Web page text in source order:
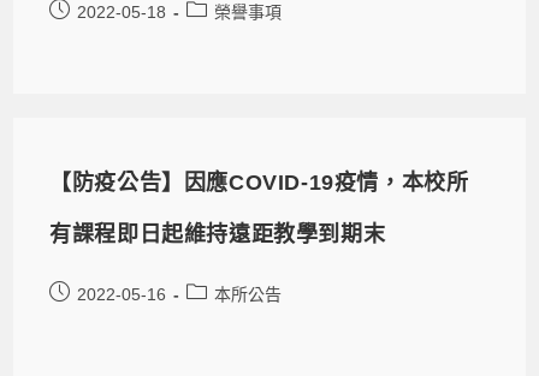
2022-05-18 榮譽事項
【防疫公告】因應COVID-19疫情，本校所
有課程即日起維持遠距教學到期末
2022-05-16 本所公告